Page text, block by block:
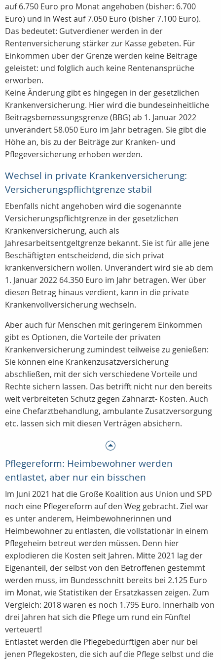
auf 6.750 Euro pro Monat angehoben (bisher: 6.700
Euro) und in West auf 7.050 Euro (bisher 7.100 Euro).
Das bedeutet: Gutverdiener werden in der
Rentenversicherung stärker zur Kasse gebeten. Für
Einkommen über der Grenze werden keine Beiträge
geleistet: und folglich auch keine Rentenansprüche
erworben.
Keine Änderung gibt es hingegen in der gesetzlichen
Krankenversicherung. Hier wird die bundeseinheitliche
Beitragsbemessungsgrenze (BBG) ab 1. Januar 2022
unverändert 58.050 Euro im Jahr betragen. Sie gibt die
Höhe an, bis zu der Beiträge zur Kranken- und
Pflegeversicherung erhoben werden.
Wechsel in private Krankenversicherung:
Versicherungspflichtgrenze stabil
Ebenfalls nicht angehoben wird die sogenannte
Versicherungspflichtgrenze in der gesetzlichen
Krankenversicherung, auch als
Jahresarbeitsentgeltgrenze bekannt. Sie ist für alle jene
Beschäftigten entscheidend, die sich privat
krankenversichern wollen. Unverändert wird sie ab dem
1. Januar 2022 64.350 Euro im Jahr betragen. Wer über
diesen Betrag hinaus verdient, kann in die private
Krankenvollversicherung wechseln.
Aber auch für Menschen mit geringerem Einkommen
gibt es Optionen, die Vorteile der privaten
Krankenversicherung zumindest teilweise zu genießen:
Sie können eine Krankenzusatzversicherung
abschließen, mit der sich verschiedene Vorteile und
Rechte sichern lassen. Das betrifft nicht nur den bereits
weit verbreiteten Schutz gegen Zahnarzt- Kosten. Auch
eine Chefarztbehandlung, ambulante Zusatzversorgung
etc. lassen sich mit diesen Verträgen absichern.
Pflegereform: Heimbewohner werden
entlastet, aber nur ein bisschen
Im Juni 2021 hat die Große Koalition aus Union und SPD
noch eine Pflegereform auf den Weg gebracht. Ziel war
es unter anderem, Heimbewohnerinnen und
Heimbewohner zu entlasten, die vollstationär in einem
Pflegeheim betreut werden müssen. Denn hier
explodieren die Kosten seit Jahren. Mitte 2021 lag der
Eigenanteil, der selbst von den Betroffenen gestemmt
werden muss, im Bundesschnitt bereits bei 2.125 Euro
im Monat, wie Statistiken der Ersatzkassen zeigen. Zum
Vergleich: 2018 waren es noch 1.795 Euro. Innerhalb von
drei Jahren hat sich die Pflege um rund ein Fünftel
verteuert!
Entlastet werden die Pflegebedürftigen aber nur bei
jenen Pflegekosten, die sich auf die Pflege selbst und die